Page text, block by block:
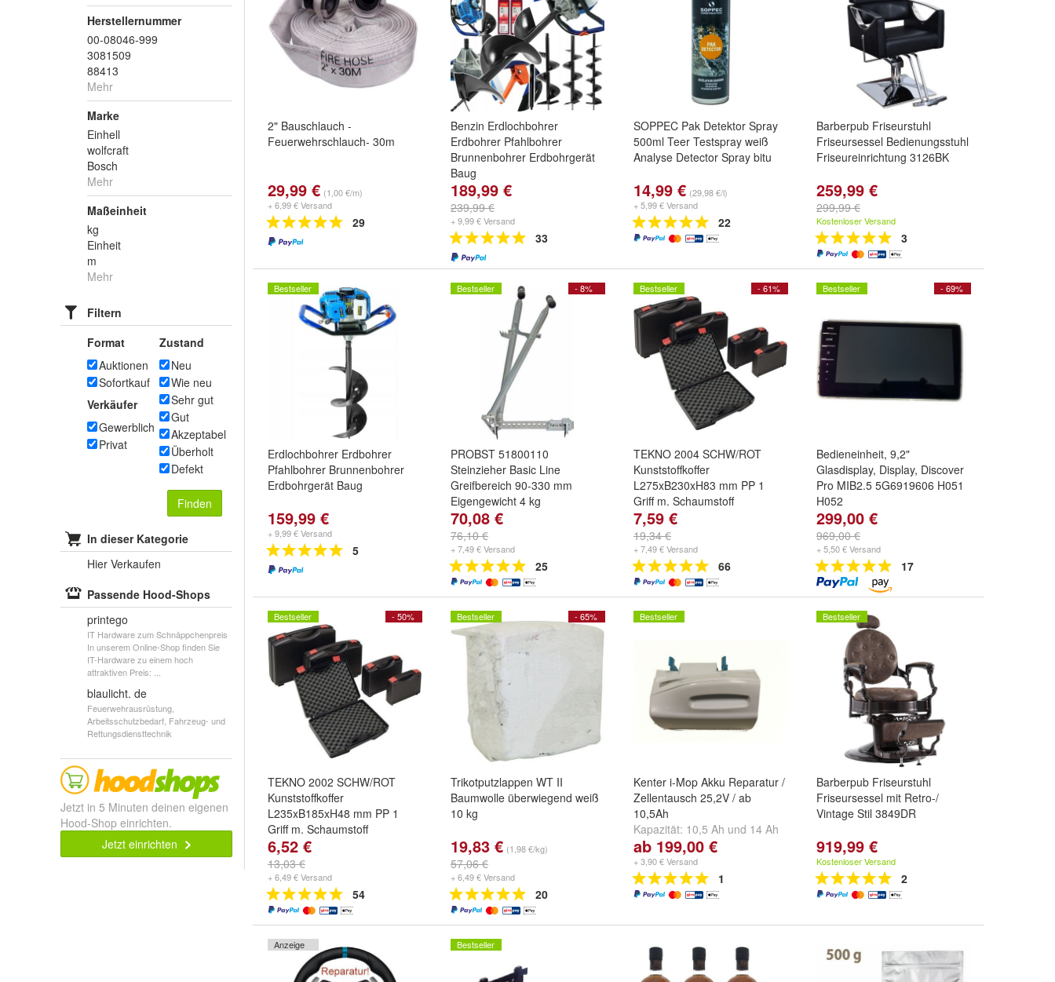
Herstellernummer
00-08046-999
3081509
88413
Mehr
Marke
Einhell
wolfcraft
Bosch
Mehr
Maßeinheit
kg
Einheit
m
Mehr
Filtern
Format
Auktionen
Sofortkauf
Verkäufer
Gewerblich
Privat
Zustand
Neu
Wie neu
Sehr gut
Gut
Akzeptabel
Überholt
Defekt
Finden
In dieser Kategorie
Hier Verkaufen
Passende Hood-Shops
printego
IT Hardware zum Schnäppchenpreis
In unserem Online-Shop finden Sie
IT-Hardware zu einem hoch
attraktiven Preis: ...
blaulicht. de
Feuerwehrausrüstung,
Arbeitsschutzbedarf, Fahrzeug- und
Rettungsdiensttechnik
Jetzt in 5 Minuten deinen eigenen
Hood-Shop einrichten.
Jetzt einrichten
2" Bauschlauch -
Feuerwehrschlauch- 30m
29,99 € (1,00 €/m)
+ 6,99 € Versand
29
Benzin Erdlochbohrer
Erdbohrer Pfahlbohrer
Brunnenbohrer Erdbohrgerät
Baug
189,99 €
239,99 €
+ 9,99 € Versand
33
SOPPEC Pak Detektor Spray
500ml Teer Testspray weiß
Analyse Detector Spray bitu
14,99 € (29,98 €/l)
+ 5,99 € Versand
22
Barberpub Friseurstuhl
Friseursessel Bedienungsstuhl
Friseureinrichtung 3126BK
259,99 €
299,99 €
Kostenloser Versand
3
Bestseller
Erdlochbohrer Erdbohrer
Pfahlbohrer Brunnenbohrer
Erdbohrgerät Baug
159,99 €
+ 9,99 € Versand
5
- 8%
Bestseller
PROBST 51800110
Steinzieher Basic Line
Greifbereich 90-330 mm
Eigengewicht 4 kg
70,08 €
76,10 €
+ 7,49 € Versand
25
- 61%
Bestseller
TEKNO 2004 SCHW/ROT
Kunststoffkoffer
L275xB230xH83 mm PP 1
Griff m. Schaumstoff
7,59 €
19,34 €
+ 7,49 € Versand
66
- 69%
Bestseller
Bedieneinheit, 9,2"
Glasdisplay, Display, Discover
Pro MIB2.5 5G6919606 H051
H052
299,00 €
969,00 €
+ 5,50 € Versand
17
- 50%
Bestseller
TEKNO 2002 SCHW/ROT
Kunststoffkoffer
L235xB185xH48 mm PP 1
Griff m. Schaumstoff
6,52 €
13,03 €
+ 6,49 € Versand
54
- 65%
Bestseller
Trikotputzlappen WT II
Baumwolle überwiegend weiß
10 kg
19,83 € (1,98 €/kg)
57,06 €
+ 6,49 € Versand
20
Bestseller
Kenter i-Mop Akku Reparatur /
Zellentausch 25,2V / ab
10,5Ah
Kapazität: 10,5 Ah und 14 Ah
ab 199,00 €
+ 3,90 € Versand
1
Bestseller
Barberpub Friseurstuhl
Friseursessel mit Retro-/
Vintage Stil 3849DR
919,99 €
Kostenloser Versand
2
Anzeige Bestseller